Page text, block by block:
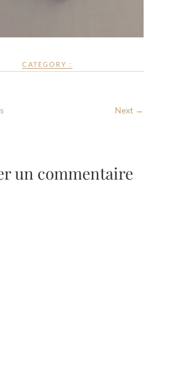
CATEGORY :
Next →
un commentaire